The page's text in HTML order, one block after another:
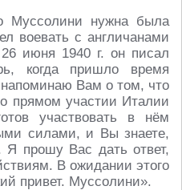
Муссолини нужна была
воевать с англичанами
июня 1940 г. он писал
когда пришло время
напоминаю Вам о том, что
прямом участии Италии
участвовать в нём
силами, и Вы знаете,
Я прошу Вас дать ответ,
В ожидании этого
привет. Муссолини».